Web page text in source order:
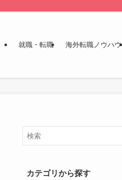
就職・転職 海外転職ノウハウ
カテゴリから探す